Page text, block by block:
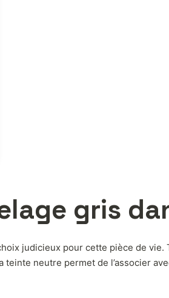
gris
judicieux pour cette pièce de vie.
neutre permet de l’associer